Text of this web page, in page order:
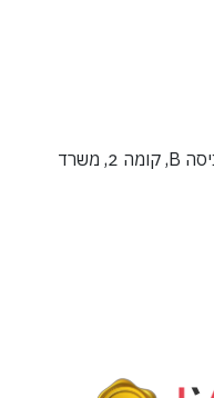
רחוב יגאל אלון 159 תל-אביב כניסה B, קומה 2, משרד